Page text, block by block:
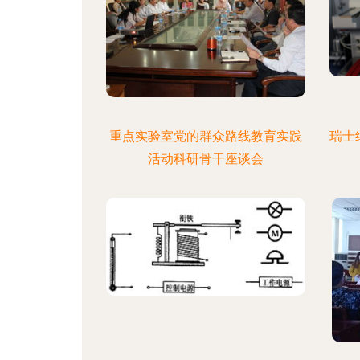
重点实验室党的群众路线教育实践
活动科研骨干座谈会
瑞士